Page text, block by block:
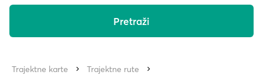
Pretraži
Trajektne karte
Trajektne rute